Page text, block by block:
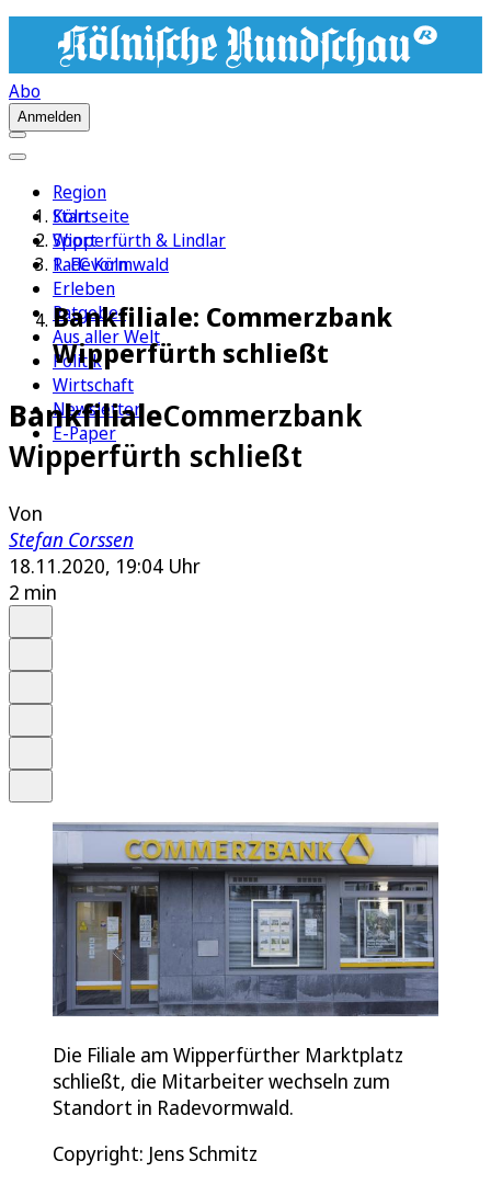
Abo
Anmelden
Region
Köln
Sport
1. FC Köln
Erleben
Ratgeber
Aus aller Welt
Politik
Wirtschaft
Newsletter
E-Paper
Startseite
Wipperfürth & Lindlar
Radevormwald
Bankfiliale: Commerzbank
Wipperfürth schließt
BankfilialeCommerzbank
Wipperfürth schließt
Von
Stefan Corssen
18.11.2020, 19:04 Uhr
2 min
Die Filiale am Wipperfürther Marktplatz
schließt, die Mitarbeiter wechseln zum
Standort in Radevormwald.
Copyright: Jens Schmitz